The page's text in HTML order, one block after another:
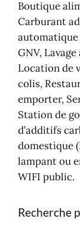
Carburant
automatique
GNV,
Location de
colis,
emporter,
Station de
d’additifs
domestique
lampant ou
WIFI public.